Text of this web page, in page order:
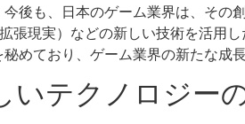
後も、日本のゲーム業界は、その
現実）などの新しい技術を活用
めており、ゲーム業界の新たな成
いテクノロジー